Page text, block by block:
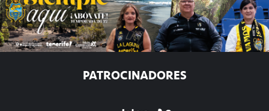
PATROCINADORES